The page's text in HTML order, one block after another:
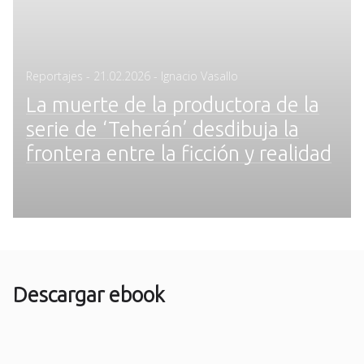
Reportajes - Posted
21.02.2026 - Ignacio Vasallo
La muerte de la productora de la
serie de ‘Teherán’ desdibuja la
frontera entre la ficción y realidad
Descargar ebook